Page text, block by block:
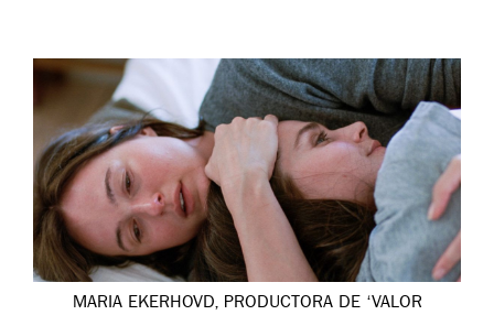
MARIA EKERHOVD, PRODUCTORA DE ‘VALOR